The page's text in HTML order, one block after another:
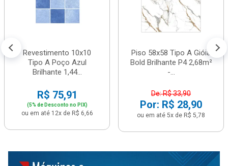
Revestimento 10x10
Tipo A Poço Azul
Brilhante 1,44...
R$ 75,91
(5% de Desconto no PIX)
ou em até 12x de R$ 6,66
Piso 58x58 Tipo A Gióia
Bold Brilhante P4 2,68m²
-...
De: R$ 33,90
Por: R$ 28,90
ou em até 5x de R$ 5,78